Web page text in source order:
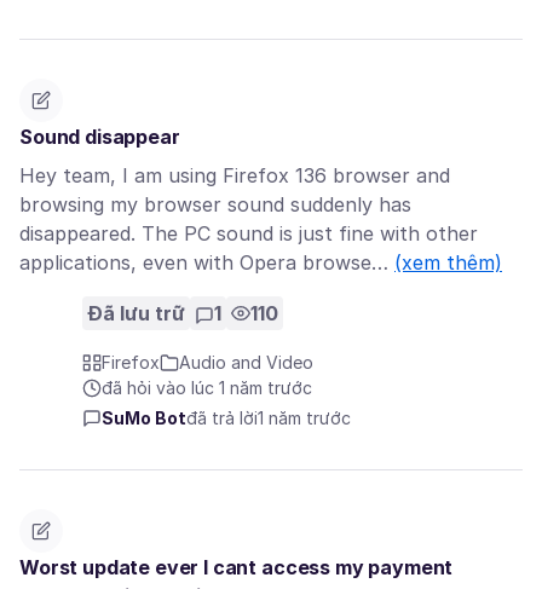
Sound disappear
Hey team, I am using Firefox 136 browser and
browsing my browser sound suddenly has
disappeared. The PC sound is just fine with other
applications, even with Opera browse… (xem thêm)
Đã lưu trữ 1 110
Firefox
Audio and Video
đã hỏi vào lúc 1 năm trước
SuMo Botđã trả lời1 năm trước
Worst update ever I cant access my payment